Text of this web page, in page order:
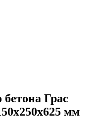
бетона Грас
мм